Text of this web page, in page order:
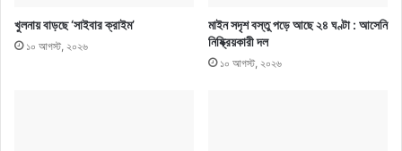
খুলনায় বাড়ছে ‘সাইবার ক্রাইম’
১০ আগস্ট, ২০২৬
মাইন সদৃশ বস্তু পড়ে আছে ২৪ ঘণ্টা : আসেনি
নিষ্ক্রিয়কারী দল
১০ আগস্ট, ২০২৬